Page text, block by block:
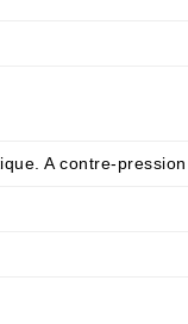
A contre-pression